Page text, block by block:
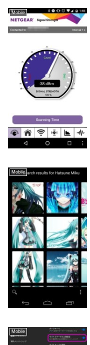
Mobile
Mobile
Mobile